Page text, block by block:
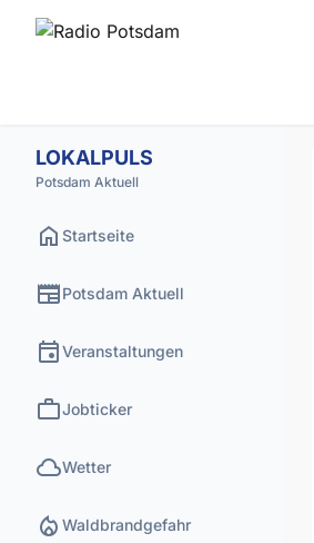
LOKALPULS
Potsdam Aktuell
home Startseite
newspaperPotsdam Aktuell
eventVeranstaltungen
workJobticker
cloudWetter
local_fire_department Waldbrandgefahr